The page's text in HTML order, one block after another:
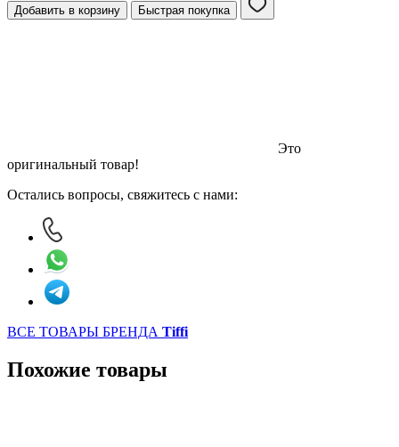
Добавить в корзину Быстрая покупка
Это
оригинальный товар!
Остались вопросы, свяжитесь с нами:
ВСЕ ТОВАРЫ БРЕНДА Tiffi
Похожие товары